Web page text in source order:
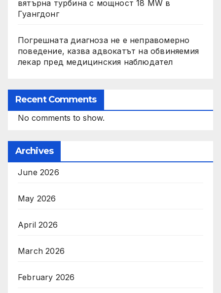
вятърна турбина с мощност 18 MW в
Гуангдонг
Погрешната диагноза не е неправомерно
поведение, казва адвокатът на обвиняемия
лекар пред медицинския наблюдател
Recent Comments
No comments to show.
Archives
June 2026
May 2026
April 2026
March 2026
February 2026